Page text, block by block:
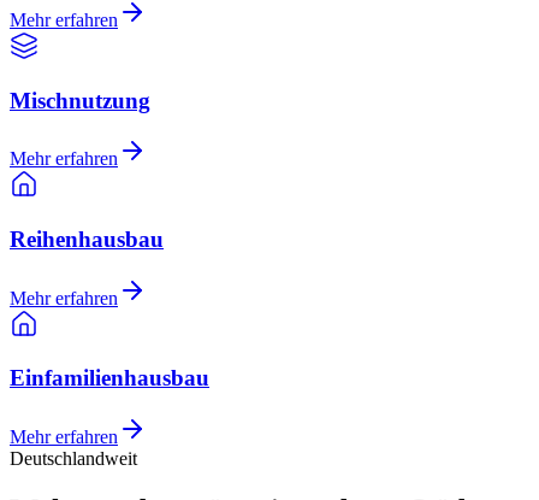
Mehr erfahren
Mischnutzung
Mehr erfahren
Reihenhausbau
Mehr erfahren
Einfamilienhausbau
Mehr erfahren
Deutschlandweit